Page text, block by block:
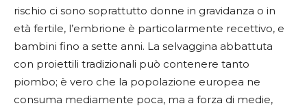
rischio ci sono soprattutto donne in gravidanza o in
età fertile, l’embrione è particolarmente recettivo, e
bambini fino a sette anni. La selvaggina abbattuta
con proiettili tradizionali può contenere tanto
piombo; è vero che la popolazione europea ne
consuma mediamente poca, ma a forza di medie,